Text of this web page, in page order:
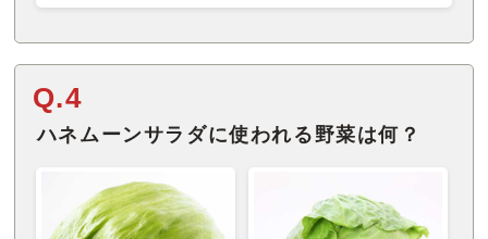
Q.4
ハネムーンサラダに使われる野菜は何？